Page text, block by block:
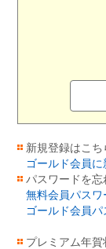
新規登録はこ
ゴールド会員
パスワードを忘
無料会員パス
ゴールド会員
プレミアム年賀